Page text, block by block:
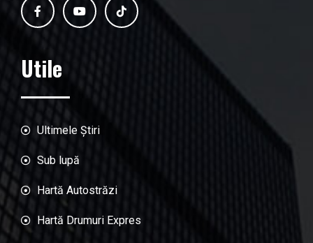
Utile
Ultimele Știri
Sub lupă
Hartă Autostrăzi
Hartă Drumuri Expres